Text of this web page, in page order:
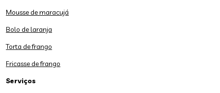
Mousse de maracujá
Bolo de laranja
Torta de frango
Fricasse de frango
Serviços